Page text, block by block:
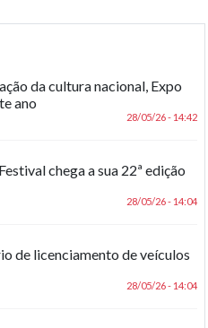
da cultura nacional, Expo
ano
28/05/26 - 14:42
chega a sua 22ª edição
28/05/26 - 14:04
de licenciamento de veículos
28/05/26 - 14:04